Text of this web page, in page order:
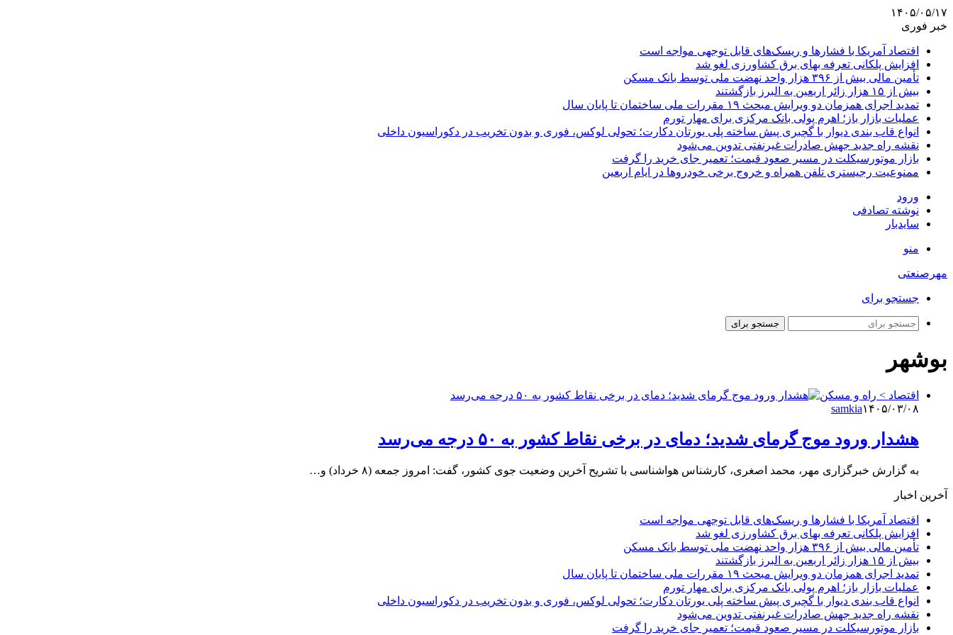
۱۴۰۵/۰۵/۱۷
خبر فوری
اقتصاد آمریکا با فشارها و ریسک‌های قابل توجهی مواجه است
افزایش پلکانی تعرفه بهای برق کشاورزی لغو شد
تأمین مالی بیش از ۳۹۶ هزار واحد نهضت ملی توسط بانک مسکن
بیش از ۱۵ هزار زائر اربعین به البرز بازگشتند
تمدید اجرای همزمان دو ویرایش مبحث ۱۹ مقررات ملی ساختمان تا پایان سال
عملیات بازار باز؛ اهرم پولی بانک مرکزی برای مهار تورم
انواع قاب بندی دیوار با گچبری پیش ساخته پلی یورتان دکارت؛ تحولی لوکس، فوری و بدون تخریب در دکوراسیون داخلی
نقشه راه جدید جهش صادرات غیرنفتی تدوین می‌شود
بازار موتورسیکلت در مسیر صعود قیمت؛ تعمیر جای خرید را گرفت
ممنوعیت رجیستری تلفن همراه و خروج برخی خودروها در ایام اربعین
ورود
نوشته تصادفی
سایدبار
منو
مهرصنعتی
جستجو برای
جستجو برای
بوشهر
اقتصاد > راه و مسکن
samkia۱۴۰۵/۰۳/۰۸
هشدار ورود موج گرمای شدید؛ دمای در برخی نقاط کشور به ۵۰ درجه می‌رسد
به گزارش خبرگزاری مهر، محمد اصغری، کارشناس هواشناسی با تشریح آخرین وضعیت جوی کشور، گفت: امروز جمعه (۸ خرداد) و…
آخرین اخبار
اقتصاد آمریکا با فشارها و ریسک‌های قابل توجهی مواجه است
افزایش پلکانی تعرفه بهای برق کشاورزی لغو شد
تأمین مالی بیش از ۳۹۶ هزار واحد نهضت ملی توسط بانک مسکن
بیش از ۱۵ هزار زائر اربعین به البرز بازگشتند
تمدید اجرای همزمان دو ویرایش مبحث ۱۹ مقررات ملی ساختمان تا پایان سال
عملیات بازار باز؛ اهرم پولی بانک مرکزی برای مهار تورم
انواع قاب بندی دیوار با گچبری پیش ساخته پلی یورتان دکارت؛ تحولی لوکس، فوری و بدون تخریب در دکوراسیون داخلی
نقشه راه جدید جهش صادرات غیرنفتی تدوین می‌شود
بازار موتورسیکلت در مسیر صعود قیمت؛ تعمیر جای خرید را گرفت